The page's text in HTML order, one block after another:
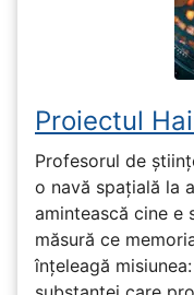
Proiectul
Profesorul de
o navă spațială la
amintească cine e
măsură ce
înțeleagă